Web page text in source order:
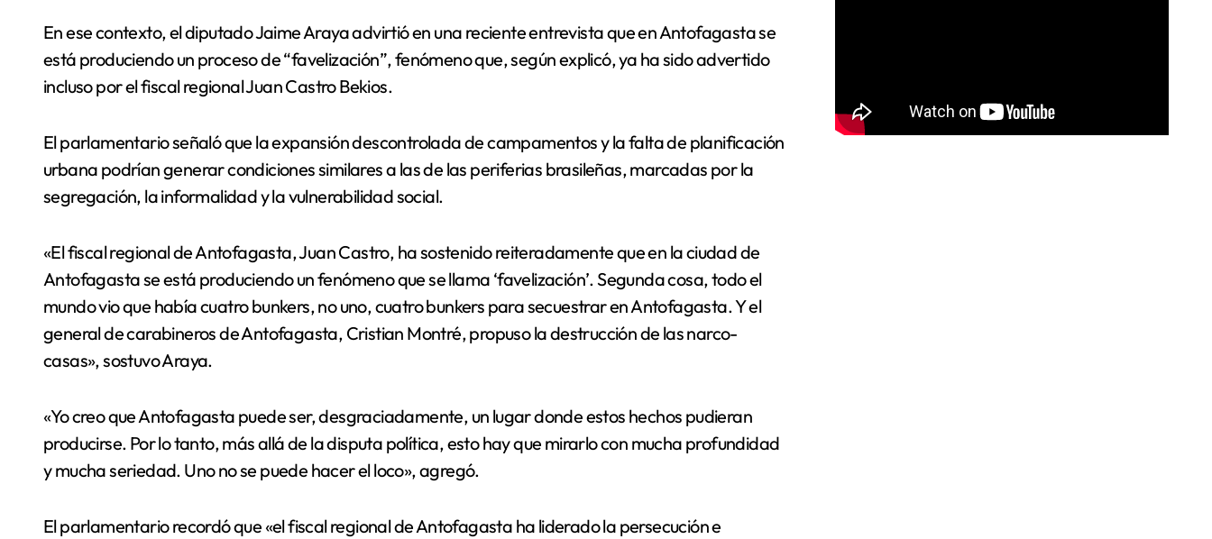
En ese contexto, el diputado Jaime Araya advirtió en una reciente entrevista que en Antofagasta se
está produciendo un proceso de “favelización”, fenómeno que, según explicó, ya ha sido advertido
incluso por el fiscal regional Juan Castro Bekios.
El parlamentario señaló que la expansión descontrolada de campamentos y la falta de planificación
urbana podrían generar condiciones similares a las de las periferias brasileñas, marcadas por la
segregación, la informalidad y la vulnerabilidad social.
«El fiscal regional de Antofagasta, Juan Castro, ha sostenido reiteradamente que en la ciudad de
Antofagasta se está produciendo un fenómeno que se llama ‘favelización’. Segunda cosa, todo el
mundo vio que había cuatro bunkers, no uno, cuatro bunkers para secuestrar en Antofagasta. Y el
general de carabineros de Antofagasta, Cristian Montré, propuso la destrucción de las narco-
casas», sostuvo Araya.
«Yo creo que Antofagasta puede ser, desgraciadamente, un lugar donde estos hechos pudieran
producirse. Por lo tanto, más allá de la disputa política, esto hay que mirarlo con mucha profundidad
y mucha seriedad. Uno no se puede hacer el loco», agregó.
El parlamentario recordó que «el fiscal regional de Antofagasta ha liderado la persecución e